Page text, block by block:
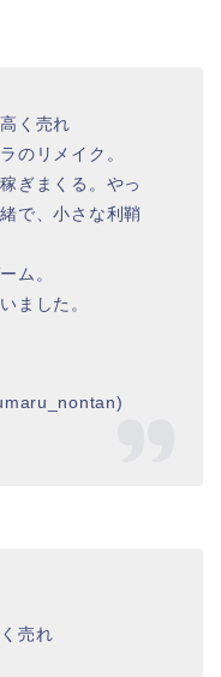
く売れ
のリメイク。
ぎまくる。やっ
で、小さな利鞘
ム。
ました。
売れ